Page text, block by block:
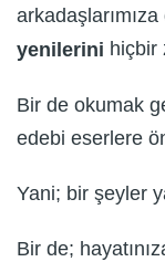
arkadaşlarımıza
yenilerini hiçbir
Bir de okumak
edebi eserlere
Yani; bir şeyler
Bir de;